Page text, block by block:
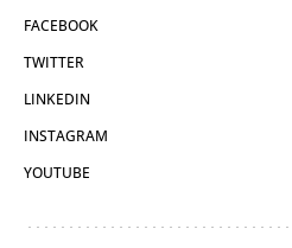
FACEBOOK
TWITTER
LINKEDIN
INSTAGRAM
YOUTUBE